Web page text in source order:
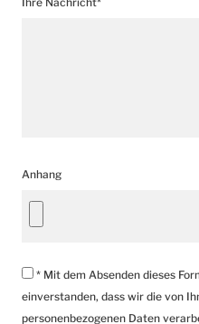
Anhang
* Mit dem Absenden dieses
einverstanden, dass wir die von
personenbezogenen Daten